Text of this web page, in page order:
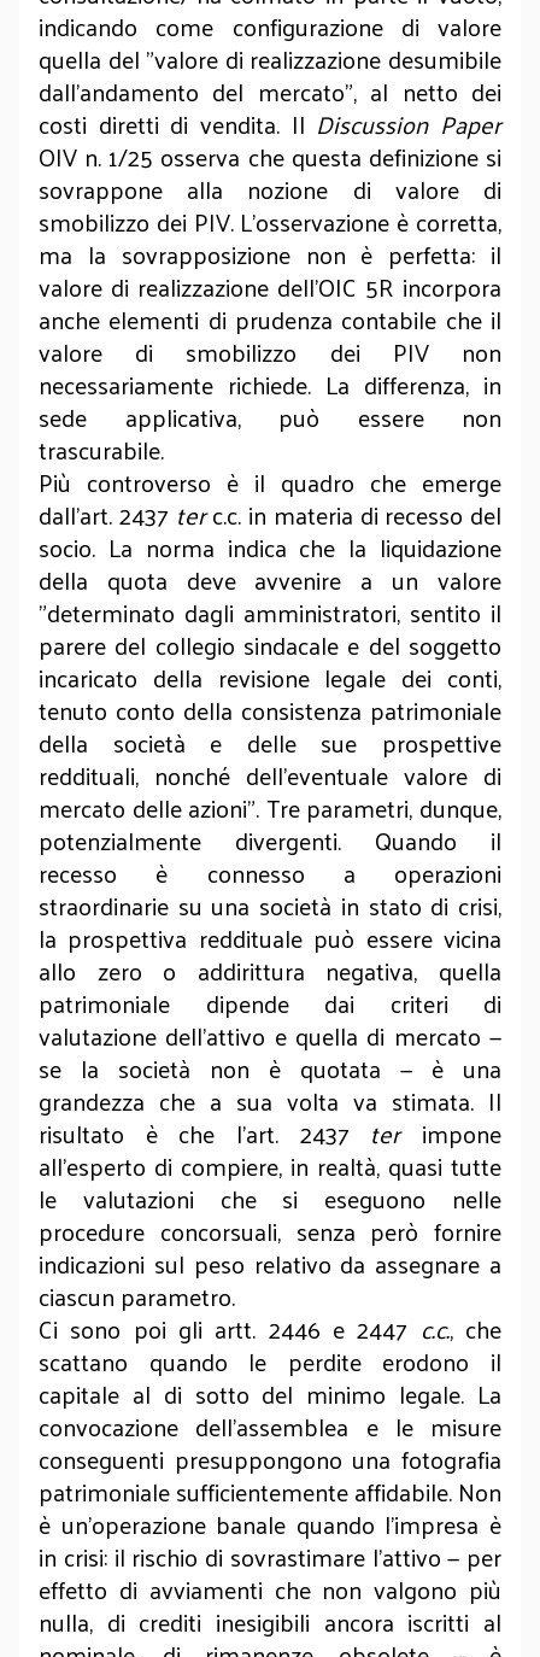
indicando come configurazione di valore
quella del "valore di realizzazione desumibile
dall’andamento del mercato", al netto dei
costi diretti di vendita. Il Discussion Paper
OIV n. 1/25 osserva che questa definizione si
sovrappone alla nozione di valore di
smobilizzo dei PIV. L’osservazione è corretta,
ma la sovrapposizione non è perfetta: il
valore di realizzazione dell’OIC 5R incorpora
anche elementi di prudenza contabile che il
valore di smobilizzo dei PIV non
necessariamente richiede. La differenza, in
sede applicativa, può essere non
trascurabile.
Più controverso è il quadro che emerge
dall’art. 2437 terc.c. in materia di recesso del
socio. La norma indica che la liquidazione
della quota deve avvenire a un valore
"determinato dagli amministratori, sentito il
parere del collegio sindacale e del soggetto
incaricato della revisione legale dei conti,
tenuto conto della consistenza patrimoniale
della società e delle sue prospettive
reddituali, nonché dell’eventuale valore di
mercato delle azioni". Tre parametri, dunque,
potenzialmente divergenti. Quando il
recesso è connesso a operazioni
straordinarie su una società in stato di crisi,
la prospettiva reddituale può essere vicina
allo zero o addirittura negativa, quella
patrimoniale dipende dai criteri di
valutazione dell’attivo e quella di mercato —
se la società non è quotata — è una
grandezza che a sua volta va stimata. Il
risultato è che l’art. 2437 terimpone
all’esperto di compiere, in realtà, quasi tutte
le valutazioni che si eseguono nelle
procedure concorsuali, senza però fornire
indicazioni sul peso relativo da assegnare a
ciascun parametro.
Ci sono poi gli artt. 2446 e 2447 c.c., che
scattano quando le perdite erodono il
capitale al di sotto del minimo legale. La
convocazione dell’assemblea e le misure
conseguenti presuppongono una fotografia
patrimoniale sufficientemente affidabile. Non
è un’operazione banale quando l’impresa è
in crisi: il rischio di sovrastimare l’attivo — per
effetto di avviamenti che non valgono più
nulla, di crediti inesigibili ancora iscritti al